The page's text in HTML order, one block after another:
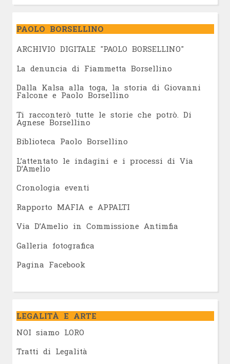
PAOLO BORSELLINO
ARCHIVIO DIGITALE "PAOLO BORSELLINO"
La denuncia di Fiammetta Borsellino
Dalla Kalsa alla toga, la storia di Giovanni
Falcone e Paolo Borsellino
Ti racconterò tutte le storie che potrò. Di
Agnese Borsellino
Biblioteca Paolo Borsellino
L’attentato le indagini e i processi di Via
D’Amelio
Cronologia eventi
Rapporto MAFIA e APPALTI
Via D’Amelio in Commissione Antimfia
Galleria fotografica
Pagina Facebook
LEGALITÀ E ARTE
NOI siamo LORO
Tratti di Legalità